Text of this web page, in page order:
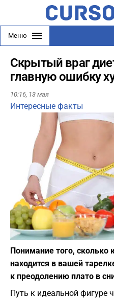
Меню
Скрытый враг
главную ошибку
10:16, 13 мая
Интересные факты
Понимание того,
находится в вашей
к преодолению плато в
Путь к идеальной фигуре